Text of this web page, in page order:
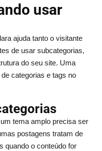
usar
ajuda tanto o visitante
de usar subcategorias,
do seu site. Uma
categorias e tags no
tema amplo precisa ser
postagens tratam de
quando o conteúdo for